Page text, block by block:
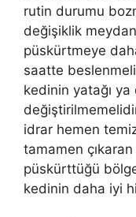
rutin durumu
değişiklik
püskürtmeye
saatte
kedinin yatağı ya
idrar hemen
tamamen
püskürttüğü
kedinin daha iyi